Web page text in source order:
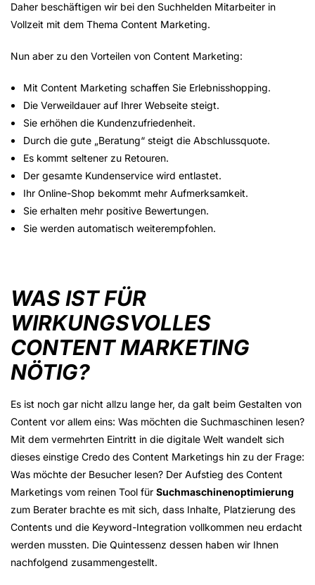
Daher beschäftigen wir bei den Suchhelden Mitarbeiter in
Vollzeit mit dem Thema Content Marketing.
Nun aber zu den Vorteilen von Content Marketing:
Mit Content Marketing schaffen Sie Erlebnisshopping.
Die Verweildauer auf Ihrer Webseite steigt.
Sie erhöhen die Kundenzufriedenheit.
Durch die gute „Beratung“ steigt die Abschlussquote.
Es kommt seltener zu Retouren.
Der gesamte Kundenservice wird entlastet.
Ihr Online-Shop bekommt mehr Aufmerksamkeit.
Sie erhalten mehr positive Bewertungen.
Sie werden automatisch weiterempfohlen.
WAS IST FÜR
WIRKUNGSVOLLES
CONTENT MARKETING
NÖTIG?
Es ist noch gar nicht allzu lange her, da galt beim Gestalten von
Content vor allem eins: Was möchten die Suchmaschinen lesen?
Mit dem vermehrten Eintritt in die digitale Welt wandelt sich
dieses einstige Credo des Content Marketings hin zu der Frage:
Was möchte der Besucher lesen? Der Aufstieg des Content
Marketings vom reinen Tool für Suchmaschinenoptimierung
zum Berater brachte es mit sich, dass Inhalte, Platzierung des
Contents und die Keyword-Integration vollkommen neu erdacht
werden mussten. Die Quintessenz dessen haben wir Ihnen
nachfolgend zusammengestellt.